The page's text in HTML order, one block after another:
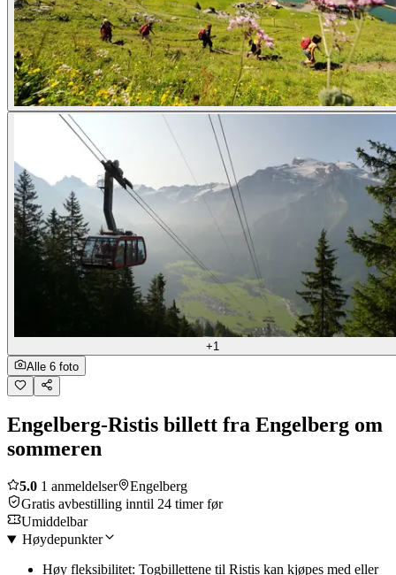
+1
Alle 6 foto
Engelberg-Ristis billett fra Engelberg om
sommeren
5.0 1 anmeldelser
Engelberg
Gratis avbestilling inntil 24 timer før
Umiddelbar
Høydepunkter
Høy fleksibilitet: Togbillettene til Ristis kan kjøpes med eller